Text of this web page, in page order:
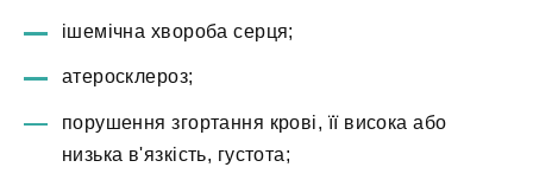
ішемічна хвороба серця;
атеросклероз;
порушення згортання крові, її висока або
низька в'язкість, густота;